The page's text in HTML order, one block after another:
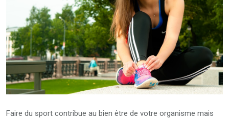
Faire du sport contribue au bien être de votre organisme mais